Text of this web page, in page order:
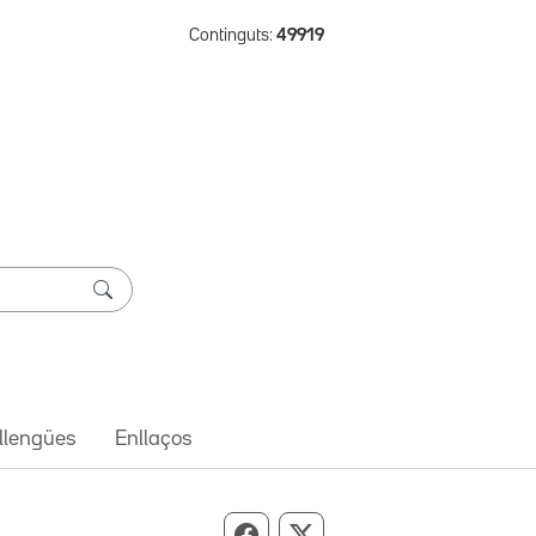
Continguts: 49919
Enllaços